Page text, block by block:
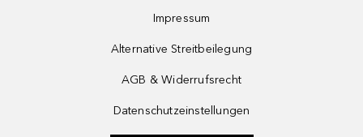
Impressum
Alternative Streitbeilegung
AGB & Widerrufsrecht
Datenschutzeinstellungen